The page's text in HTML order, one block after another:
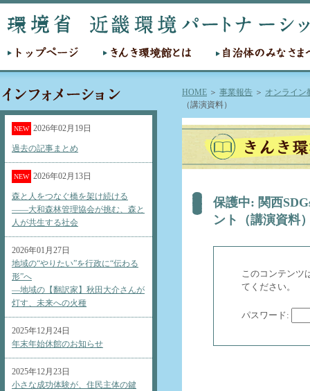
HOME ＞ 事業報告 ＞ オンライン
（講演資料）
保護中: 関西
ント（講演資料
このコンテンツ
てください。
パスワード:
NEW 2026年02月19日
過去の記事まとめ
NEW 2026年02月13日
森と人をつなぐ橋を架け続ける
――大和森林管理協会が挑む、森と
人が共生する社会
2026年01月27日
地域の“やりたい”を行政に“伝わる
形”へ
―地域の【翻訳家】秋田大介さんが
灯す、未来への火種
2025年12月24日
年末年始休館のお知らせ
2025年12月23日
小さな成功体験が、住民主体の鍵